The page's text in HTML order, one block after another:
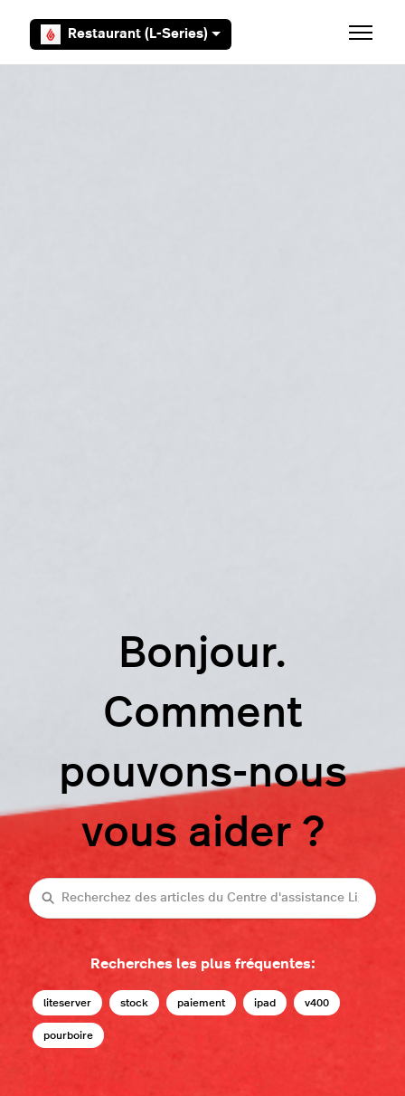
Restaurant (L-Series) Ouvrir/
Bonjour.
Comment
pouvons-nous
vous aider ?
Recherche
Recherches les plus fréquentes:
liteserver stock paiement ipad v400
pourboire